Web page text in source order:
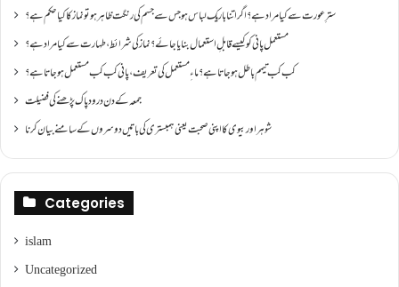
سترِ عورت سے کیا مراد ہے؟اگر اتنا باریک لباس ہو جس سے جسم کی رنگت ظاہر ہو تو نماز کا کیا حکم ہے؟
مستعمل پانی کو کیسے قابلِ استعمال بنایا جائے؟ نماز کی شرائط ،طہارت سے کیا مراد ہے؟
کب کب تیمم باطل ہو جاتا ہے؟ ماءِ مستعمل کی تعریف ،پانی کب کب مستعمل ہو جاتا ہے؟
جمعہ کے دن درود پاک پڑھنے کی فضیلت
شوہر اور بیوی کا اپنی صحبت یعنی ہمبستری کی باتیں دوسروں کے سامنے بیان کرنا
Categories
islam
Uncategorized